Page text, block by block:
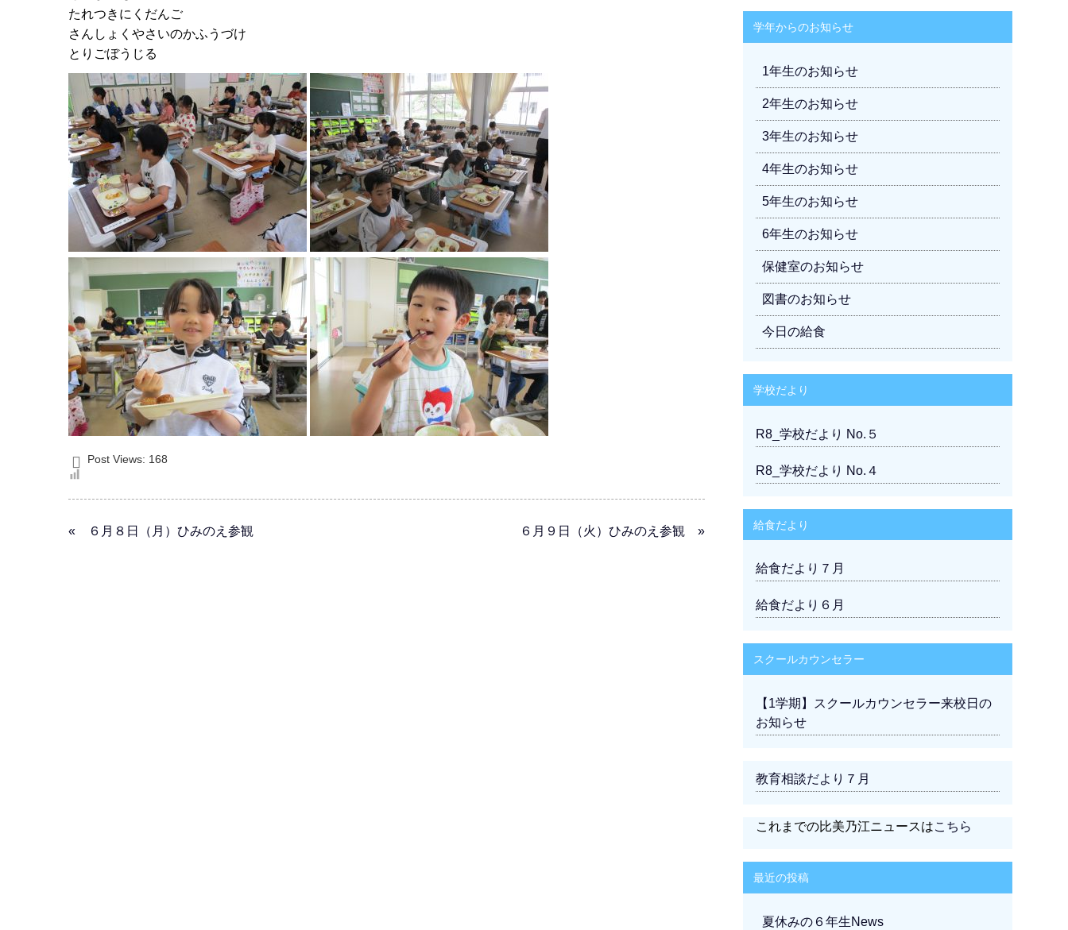
たれつきにくだんご
さんしょくやさいのかふうづけ
とりごぼうじる
Post Views: 168
« ６月８日（月）ひみのえ参観 ６月９日（火）ひみのえ参観 »
学年からのお知らせ
1年生のお知らせ
2年生のお知らせ
3年生のお知らせ
4年生のお知らせ
5年生のお知らせ
6年生のお知らせ
保健室のお知らせ
図書のお知らせ
今日の給食
学校だより
R8_学校だより No.５
R8_学校だより No.４
給食だより
給食だより７月
給食だより６月
スクールカウンセラー
【1学期】スクールカウンセラー来校日の
お知らせ
教育相談だより７月
これまでの比美乃江ニュースはこちら
最近の投稿
夏休みの６年生News